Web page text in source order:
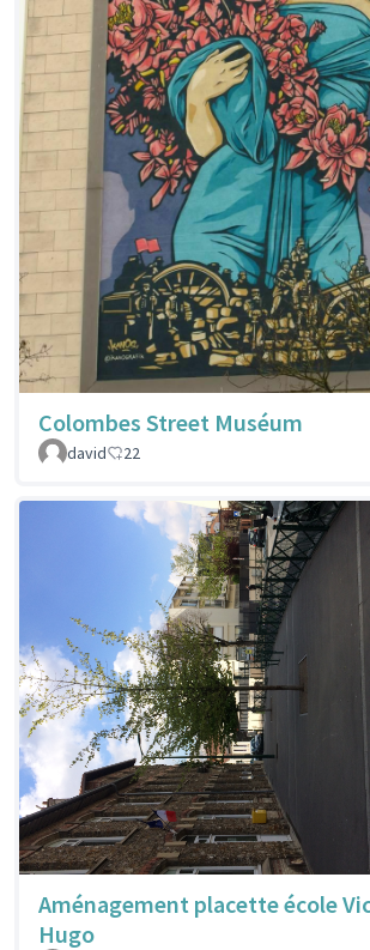
Colombes Street Muséum
david
22
Aménagement placette école
Hugo